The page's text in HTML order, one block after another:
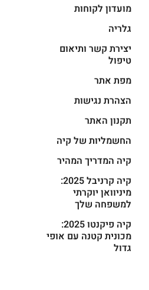
מועדון לקוחות
גלריה
יצירת קשר ותיאום
טיפול
מפת אתר
הצהרת נגישות
תקנון האתר
החשמליות של קיה
קיה המדריך המהיר
קיה קרניבל 2025:
מיניוואן יוקרתי
למשפחה שלך
קיה פיקנטו 2025:
מכונית קטנה עם אופי
גדול